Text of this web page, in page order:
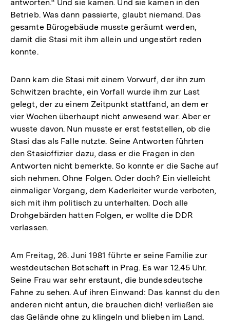
antworten.“ Und sie kamen. Und sie kamen in den
Betrieb. Was dann passierte, glaubt niemand. Das
gesamte Bürogebäude musste geräumt werden,
damit die Stasi mit ihm allein und ungestört reden
konnte.
Dann kam die Stasi mit einem Vorwurf, der ihn zum
Schwitzen brachte, ein Vorfall wurde ihm zur Last
gelegt, der zu einem Zeitpunkt stattfand, an dem er
vier Wochen überhaupt nicht anwesend war. Aber er
wusste davon. Nun musste er erst feststellen, ob die
Stasi das als Falle nutzte. Seine Antworten führten
den Stasioffizier dazu, dass er die Fragen in den
Antworten nicht bemerkte. So konnte er die Sache auf
sich nehmen. Ohne Folgen. Oder doch? Ein vielleicht
einmaliger Vorgang, dem Kaderleiter wurde verboten,
sich mit ihm politisch zu unterhalten. Doch alle
Drohgebärden hatten Folgen, er wollte die DDR
verlassen.
Am Freitag, 26. Juni 1981 führte er seine Familie zur
westdeutschen Botschaft in Prag. Es war 12.45 Uhr.
Seine Frau war sehr erstaunt, die bundesdeutsche
Fahne zu sehen. Auf ihren Einwand: Das kannst du den
anderen nicht antun, die brauchen dich! verließen sie
das Gelände ohne zu klingeln und blieben im Land.